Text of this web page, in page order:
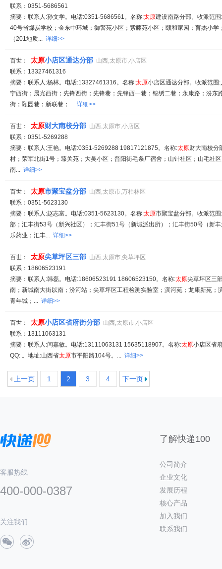
联系：0351-5686561
摘要：联系人:孙文学。电话:0351-5686561。名称:太原建设南路分部。收派范
40号省煤炭学校；金东中环城；御警苑小区；紫藤苑小区；颐和家园；育杰小
（201地质... 详细>>
百世： 太原小店区通达分部 山西,太原市,小店区
联系：13327461316
摘要：联系人:杨林。电话:13327461316。名称:太原小店区通达分部。收派范围
宁西街；晨光西街；先锋西街；先锋巷；先锋西一巷；锦绣二巷；永康路；汾东
街；颐园巷；新联巷；... 详细>>
百世： 太原财大南校分部 山西,太原市,小店区
联系：0351-5269288
摘要：联系人:王艳。电话:0351-5269288 19817121875。名称:太原财大南校分
村；荣军北街1号；臻关苑；大吴小区；晋阳街毛条厂宿舍；山针社区；山毛社
南... 详细>>
百世： 太原市聚宝盆分部 山西,太原市,万柏林区
联系：0351-5623130
摘要：联系人:赵志富。电话:0351-5623130。名称:太原市聚宝盆分部。收派范
部；汇丰街53号（新兴社区）；汇丰街51号（新城派出所）；汇丰街50号（新
乐药业；汇丰... 详细>>
百世： 太原尖草坪区三部 山西,太原市,尖草坪区
联系：18606523191
摘要：联系人:韩磊。电话:18606523191 18606523150。名称:太原尖草坪区三
南；新城南大街以南；汾河站；尖草坪区工程检测实验室；滨河苑；龙康新苑；
青年城；... 详细>>
百世： 太原小店区省府街分部 山西,太原市,小店区
联系：13111063131
摘要：联系人:闫嘉敏。电话:13111063131 15635118907。名称:太原小店区省
QQ: 。地址:山西省太原市平阳路104号。... 详细>>
上一页 1 2 3 4 下一页
客服热线
400-000-0387
关注我们
了解快递100
公司简介
企业文化
发展历程
核心产品
加入我们
联系我们